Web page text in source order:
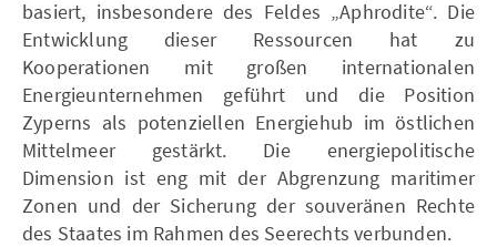
basiert, insbesondere des Feldes „Aphrodite“. Die
Entwicklung dieser Ressourcen hat zu
Kooperationen mit großen internationalen
Energieunternehmen geführt und die Position
Zyperns als potenziellen Energiehub im östlichen
Mittelmeer gestärkt. Die energiepolitische
Dimension ist eng mit der Abgrenzung maritimer
Zonen und der Sicherung der souveränen Rechte
des Staates im Rahmen des Seerechts verbunden.